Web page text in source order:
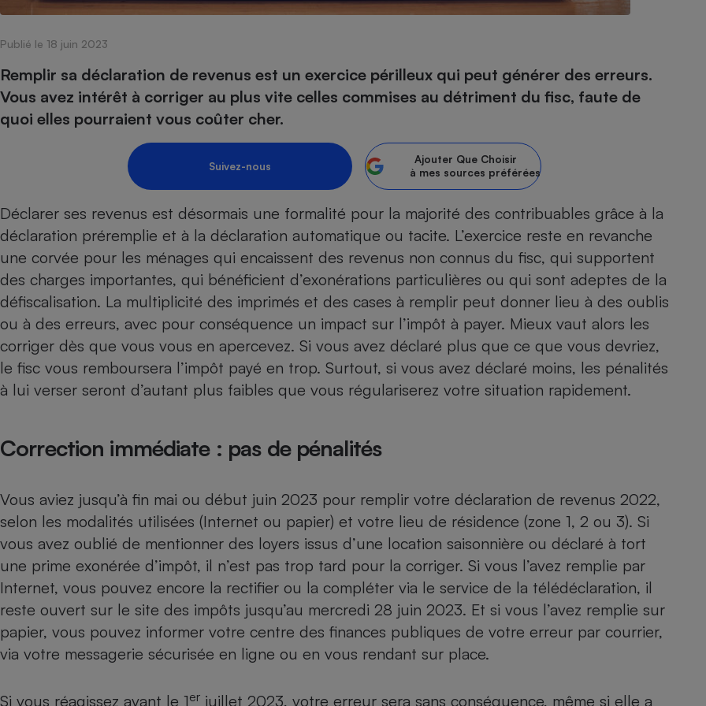
Publié le 18 juin 2023
Remplir sa déclaration de revenus est un exercice périlleux qui peut générer des erreurs.
Vous avez intérêt à corriger au plus vite celles commises au détriment du fisc, faute de
quoi elles pourraient vous coûter cher.
Suivez-nous
Ajouter Que Choisir
à mes sources préférées
Déclarer ses revenus est désormais une formalité pour la majorité des contribuables grâce à la
déclaration préremplie et à la déclaration automatique ou tacite. L’exercice reste en revanche
une corvée pour les ménages qui encaissent des revenus non connus du fisc, qui supportent
des charges importantes, qui bénéficient d’exonérations particulières ou qui sont adeptes de la
défiscalisation. La multiplicité des imprimés et des cases à remplir peut donner lieu à des oublis
ou à des erreurs, avec pour conséquence un impact sur l’impôt à payer. Mieux vaut alors les
corriger dès que vous vous en apercevez. Si vous avez déclaré plus que ce que vous devriez,
le fisc vous remboursera l’impôt payé en trop. Surtout, si vous avez déclaré moins, les pénalités
à lui verser seront d’autant plus faibles que vous régulariserez votre situation rapidement.
Correction immédiate : pas de pénalités
Vous aviez jusqu’à fin mai ou début juin 2023 pour remplir votre déclaration de revenus 2022,
selon les modalités utilisées (Internet ou papier) et votre lieu de résidence (zone 1, 2 ou 3). Si
vous avez oublié de mentionner des loyers issus d’une location saisonnière ou déclaré à tort
une prime exonérée d’impôt, il n’est pas trop tard pour la corriger. Si vous l’avez remplie par
Internet, vous pouvez encore la rectifier ou la compléter via le service de la télédéclaration, il
reste ouvert sur le site des impôts jusqu’au mercredi 28 juin 2023. Et si vous l’avez remplie sur
papier, vous pouvez informer votre centre des finances publiques de votre erreur par courrier,
via votre messagerie sécurisée en ligne ou en vous rendant sur place.
Si vous réagissez avant le 1er juillet 2023, votre erreur sera sans conséquence, même si elle a
Complément
alimentaire
Foie gras
Champagne - Comment choisir une
bouteille de champagne
Assurance emprunteur
Banque en ligne
Petit électroménager - Ustensile
Lave-linge Lave-vaisselle
induction
Climatiseur -
Ventilateur
Aspirateur
Internet
Téléviseur Ordinateur portable
Antivirus
Électricité - Gaz
Climatiseur -
Ventilateur
Lessive
Antimoustique Crème solaire